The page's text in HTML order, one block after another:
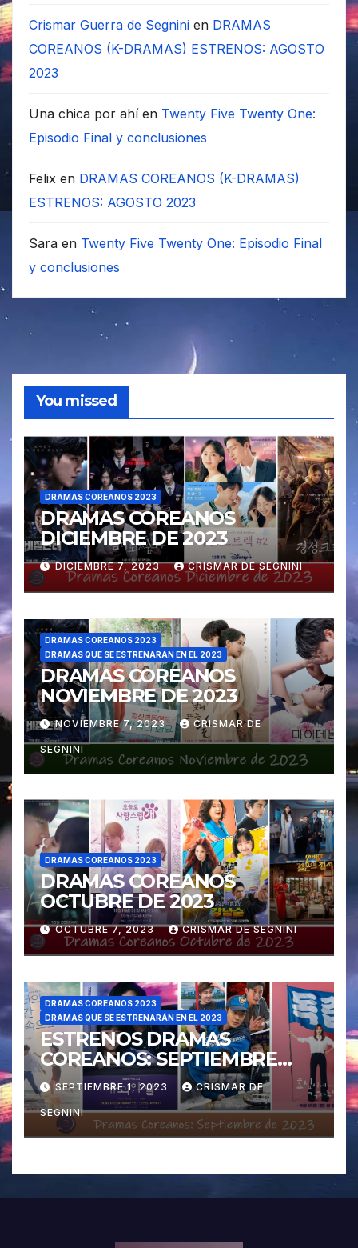
Crismar Guerra de Segnini en DRAMAS
COREANOS (K-DRAMAS) ESTRENOS: AGOSTO
2023
Una chica por ahíen Twenty Five Twenty One:
Episodio Final y conclusiones
Felix en DRAMAS COREANOS (K-DRAMAS)
ESTRENOS: AGOSTO 2023
Sara en Twenty Five Twenty One: Episodio Final
y conclusiones
You missed
DRAMAS COREANOS 2023
DRAMAS COREANOS
DICIEMBRE DE 2023
DICIEMBRE 7, 2023 CRISMAR DE SEGNINI
DRAMAS COREANOS 2023
DRAMAS QUE SE ESTRENARÁN EN EL 2023
DRAMAS COREANOS
NOVIEMBRE DE 2023
NOVIEMBRE 7, 2023 CRISMAR DE
SEGNINI
DRAMAS COREANOS 2023
DRAMAS COREANOS
OCTUBRE DE 2023
OCTUBRE 7, 2023 CRISMAR DE SEGNINI
DRAMAS COREANOS 2023
DRAMAS QUE SE ESTRENARÁN EN EL 2023
ESTRENOS DRAMAS
COREANOS: SEPTIEMBRE
2023
SEPTIEMBRE 1, 2023 CRISMAR DE
SEGNINI